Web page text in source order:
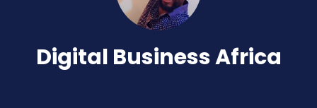
Digital Business Africa